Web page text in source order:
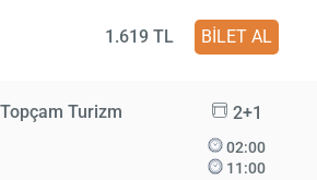
1.619 TL BİLET AL
Topçam Turizm 2+1
02:00
11:00